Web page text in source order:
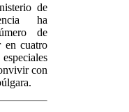
de
ha
de
en cuatro
con